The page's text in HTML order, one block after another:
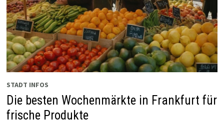
STADT INFOS
Die besten Wochenmärkte in Frankfurt für
frische Produkte